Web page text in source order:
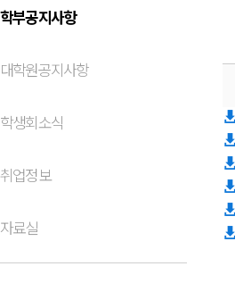
학부공지사항
대학원공지사항
학생회소식
취업정보
자료실